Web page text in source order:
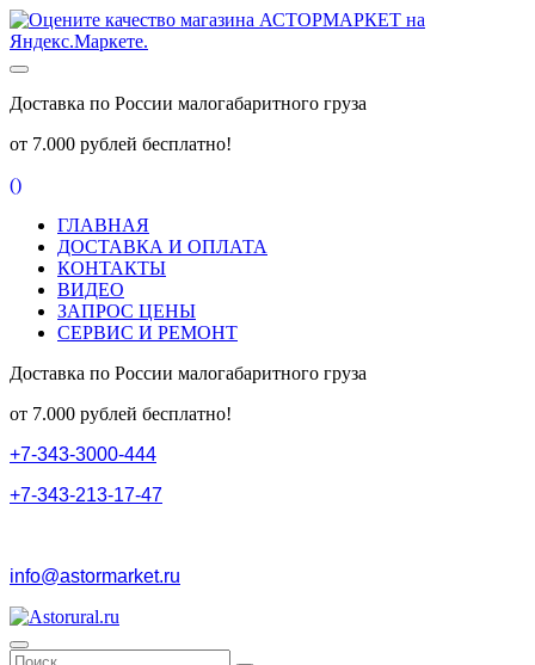
Доставка по России малогабаритного груза
от 7.000 рублей бесплатно!
()
ГЛАВНАЯ
ДОСТАВКА И ОПЛАТА
КОНТАКТЫ
ВИДЕО
ЗАПРОС ЦЕНЫ
СЕРВИС И РЕМОНТ
Доставка по России малогабаритного груза
от 7.000 рублей бесплатно!
+7-343-3000-444
+7-343-213-17-47
info@astormarket.ru